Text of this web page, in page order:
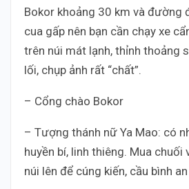
Bokor khoảng 30 km và đường
cua gấp nên bạn cần chạy xe
trên núi mát lạnh, thỉnh thoảng
lối, chụp ảnh rất “chất”.
– Cổng chào Bokor
– Tượng thánh nữ Ya Mao: có
huyền bí, linh thiêng. Mua chuối
núi lên để cúng kiến, cầu bình